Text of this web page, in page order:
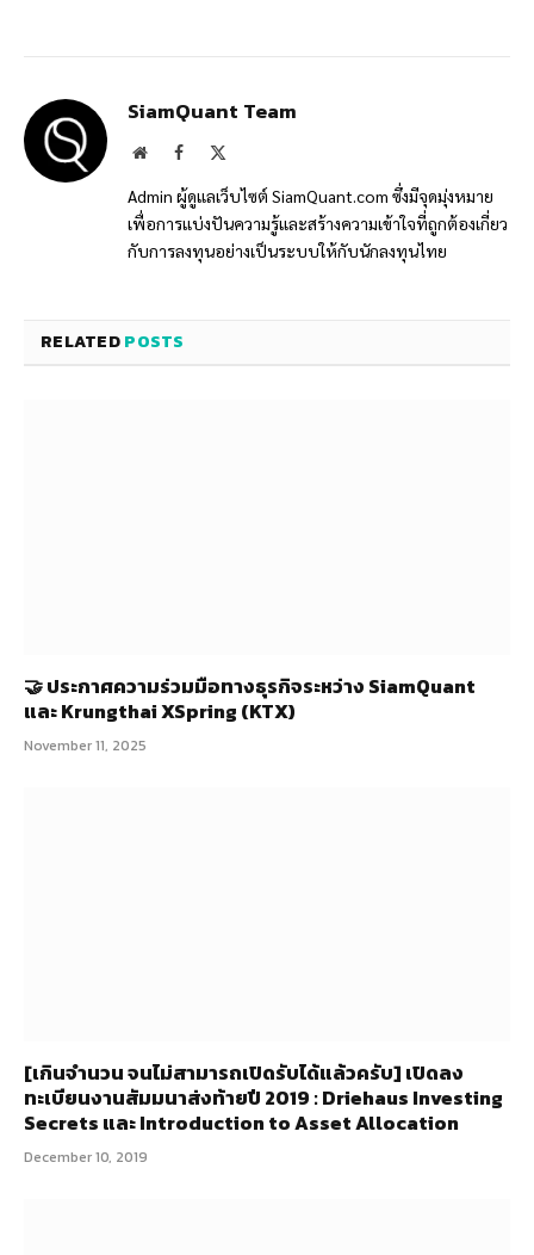
SiamQuant Team
WebsiteFacebook
Admin ผู้ดูแลเว็บไซต์ SiamQuant.com ซึ่งมีจุดมุ่งหมาย
เพื่อการแบ่งปันความรู้และสร้างความเข้าใจที่ถูกต้องเกี่ยว
กับการลงทุนอย่างเป็นระบบให้กับนักลงทุนไทย
RELATEDPOSTS
🤝 ประกาศความร่วมมือทางธุรกิจระหว่าง SiamQuant
และ Krungthai XSpring (KTX)
November 11, 2025
[เกินจำนวน จนไม่สามารถเปิดรับได้แล้วครับ] เปิดลง
ทะเบียนงานสัมมนาส่งท้ายปี 2019 : Driehaus Investing
Secrets และ Introduction to Asset Allocation
December 10, 2019